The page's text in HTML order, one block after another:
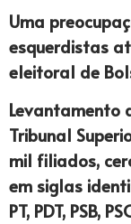
Uma
esquerdistas
eleitoral de
Levantamento
Tribunal
mil filiados,
em siglas
PT, PDT, PSB,